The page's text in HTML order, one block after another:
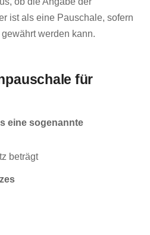
ist als eine Pauschale, sofern
werden kann.
für
eine sogenannte
beträgt